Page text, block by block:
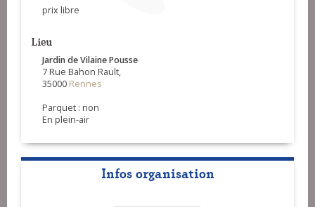
prix libre
Lieu
Jardin de Vilaine Pousse
7 Rue Bahon Rault,
35000 Rennes
Parquet : non
En plein-air
Infos organisation